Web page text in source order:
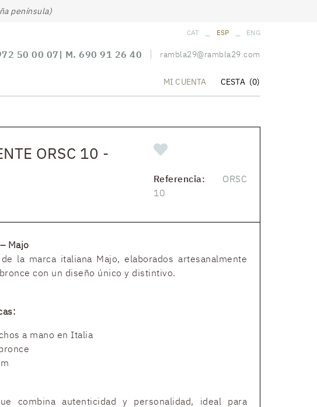
península)
CAT ESP ENG
50 00 07| M. 690 91 26 40 rambla29@rambla29.com
MI CUENTA CESTA (0)
ORSC 10 -
Referencia: ORSC
10
Majo
la marca italiana Majo, elaborados artesanalmente
con un diseño único y distintivo.
a mano en Italia
combina autenticidad y personalidad, ideal para